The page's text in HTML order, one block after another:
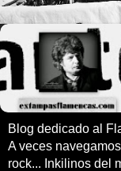
Blog dedicado al
A veces
rock... Inkilinos del